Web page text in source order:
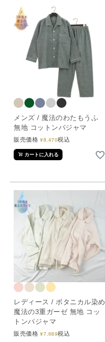
メンズ / 魔法のわたもうふ
無地 コットンパジャマ
販売価格 ¥8,470税込
カートに入れる
レディース / ボタニカル染め
魔法の3重ガーゼ 無地 コッ
トンパジャマ
販売価格 ¥7,689税込